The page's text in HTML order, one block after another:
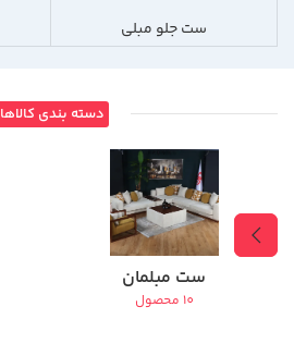
ست جلو مبلی
دسته بندی کالاها
ست مبلمان
10 محصول